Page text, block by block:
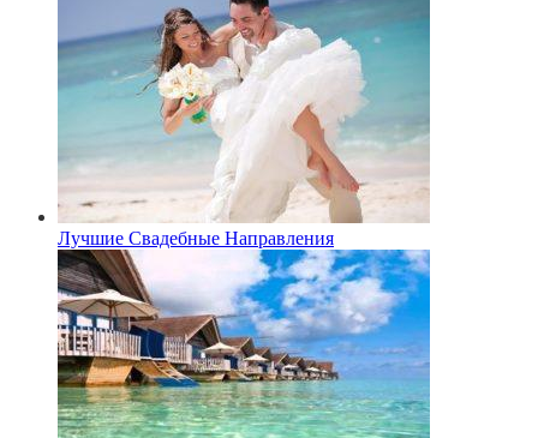
Лучшие Свадебные Направления